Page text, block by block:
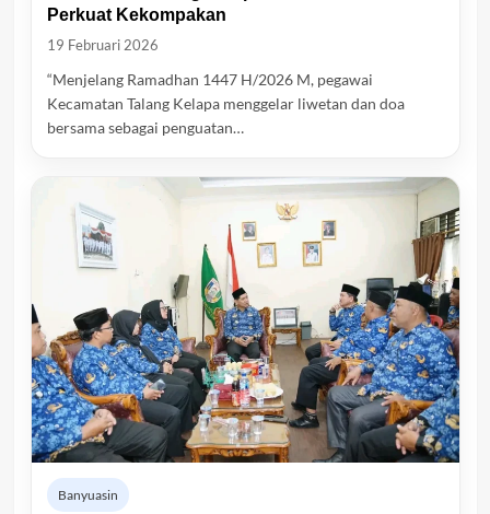
Perkuat Kekompakan
19 Februari 2026
“Menjelang Ramadhan 1447 H/2026 M, pegawai
Kecamatan Talang Kelapa menggelar liwetan dan doa
bersama sebagai penguatan…
Banyuasin